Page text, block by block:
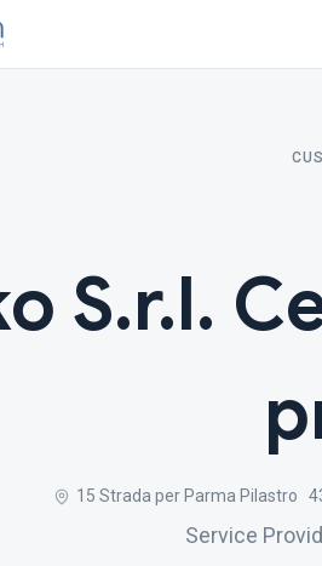
S.r.l.
15 Strada per Parma Pilastro
Service